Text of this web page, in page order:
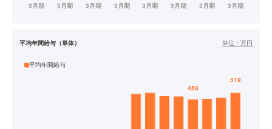
平均年間給与（単体） 単位： 万円
平均年間給与